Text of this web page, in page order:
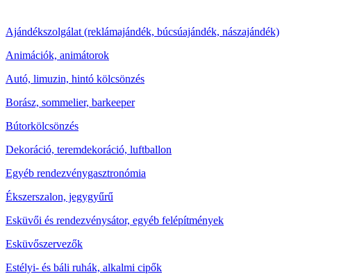
Ajándékszolgálat (reklámajándék, búcsúajándék, nászajándék)
Animációk, animátorok
Autó, limuzin, hintó kölcsönzés
Borász, sommelier, barkeeper
Bútorkölcsönzés
Dekoráció, teremdekoráció, luftballon
Egyéb rendezvénygasztronómia
Ékszerszalon, jegygyűrű
Esküvői és rendezvénysátor, egyéb felépítmények
Esküvőszervezők
Estélyi- és báli ruhák, alkalmi cipők